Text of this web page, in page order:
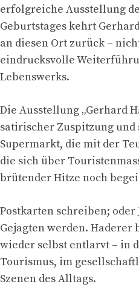
erfolgreiche Ausstellung
Geburtstages kehrt
an diesen Ort zurück –
eindrucksvolle
Lebenswerks.
Die Ausstellung „Gerhard
satirischer Zuspitzung
Supermarkt, die mit der
die sich über
brütender Hitze noch
Postkarten schreiben;
Gejagten werden.
wieder selbst entlarvt – in
Tourismus, im
Szenen des Alltags.